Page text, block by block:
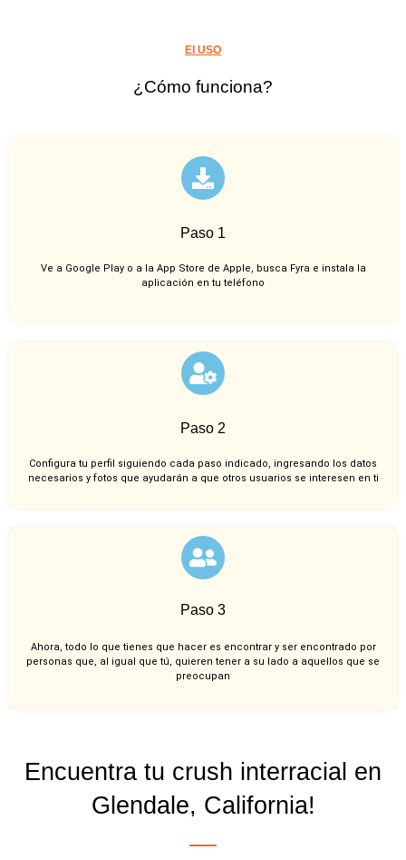
El USO
¿Cómo funciona?
Paso 1
Ve a Google Play o a la App Store de Apple, busca Fyra e instala la
aplicación en tu teléfono
Paso 2
Configura tu perfil siguiendo cada paso indicado, ingresando los datos
necesarios y fotos que ayudarán a que otros usuarios se interesen en ti
Paso 3
Ahora, todo lo que tienes que hacer es encontrar y ser encontrado por
personas que, al igual que tú, quieren tener a su lado a aquellos que se
preocupan
Encuentra tu crush interracial en
Glendale, California!